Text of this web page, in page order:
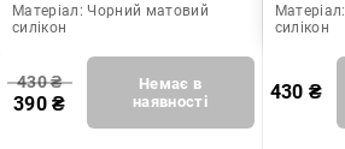
Матеріал: Чорний матовий
силікон
430₴
390₴
Немає в
наявності
Матеріал:
силікон
430 ₴